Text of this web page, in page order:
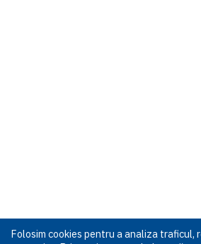
Folosim cookies pentru a analiza